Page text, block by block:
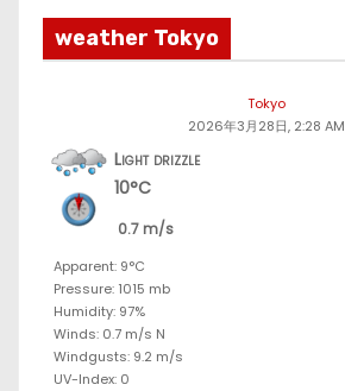
weather Tokyo
Tokyo
2026年3月28日, 2:28 AM
Light drizzle
10°C
0.7 m/s
Apparent: 9°C
Pressure: 1015 mb
Humidity: 97%
Winds: 0.7 m/s N
Windgusts: 9.2 m/s
UV-Index: 0